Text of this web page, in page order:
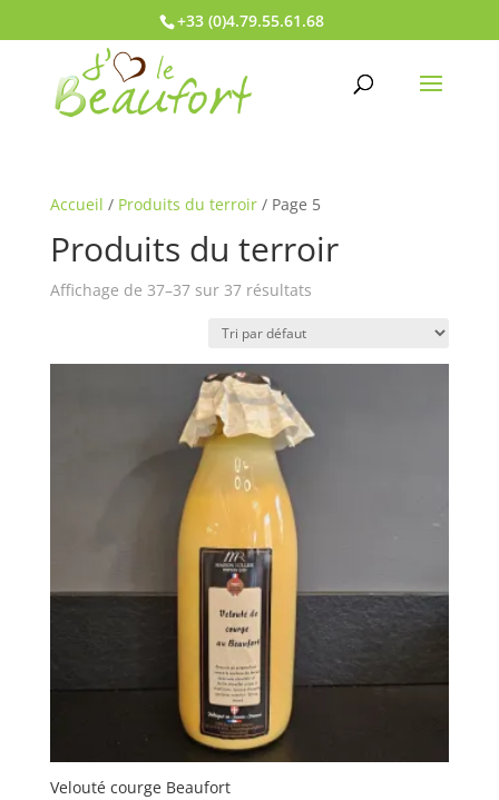
+33 (0)4.79.55.61.68
Accueil / Produits du terroir/ Page 5
Produits du terroir
Affichage de 37–37 sur 37 résultats
Velouté courge Beaufort